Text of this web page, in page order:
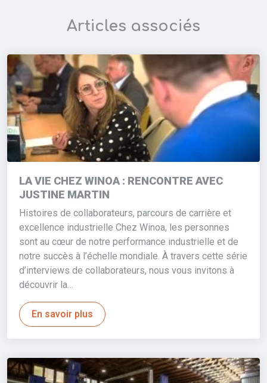
Articles associés
LA VIE CHEZ WINOA : RENCONTRE AVEC
JUSTINE MARTIN
Histoires de collaborateurs, parcours de carrière et
excellence industrielle Chez Winoa, les personnes
sont au cœur de notre performance industrielle et de
notre succès à l’échelle mondiale. À travers cette série
d’interviews de collaborateurs, nous vous invitons à
découvrir la…
En savoir plus